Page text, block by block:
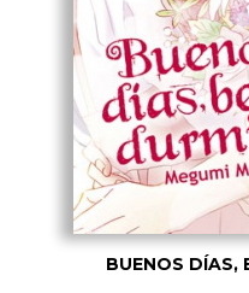
BUENOS DÍAS,